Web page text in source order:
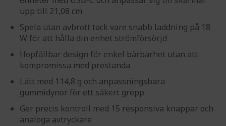
upp till 21,08 cm
Spela utan avbrott tack vare snabb laddning på 18
W för att hålla din enhet strömförsörjd
Hopfällbar design för enkel bärbarhet utan att
kompromissa med prestanda
Lätt med 114,8 g och anpassningsbara
gummidynor för ett säkert grepp
Ger precis kontroll med 15 responsiva knappar och
analoga avtryckare